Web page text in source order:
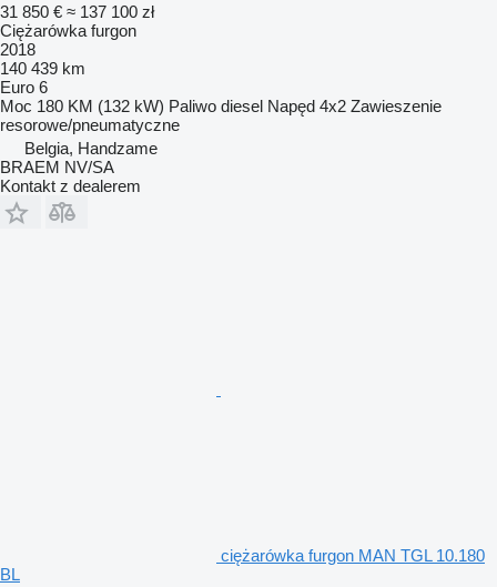
31 850 € ≈ 137 100 zł
Ciężarówka furgon
2018
140 439 km
Euro 6
Moc 180 KM (132 kW) Paliwo diesel Napęd 4x2 Zawieszenie
resorowe/pneumatyczne
Belgia, Handzame
BRAEM NV/SA
Kontakt z dealerem
ciężarówka furgon MAN TGL 10.180
BL